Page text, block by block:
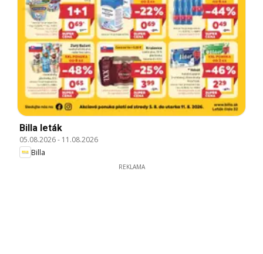
Billa leták
05.08.2026- 11.08.2026
Billa
REKLAMA